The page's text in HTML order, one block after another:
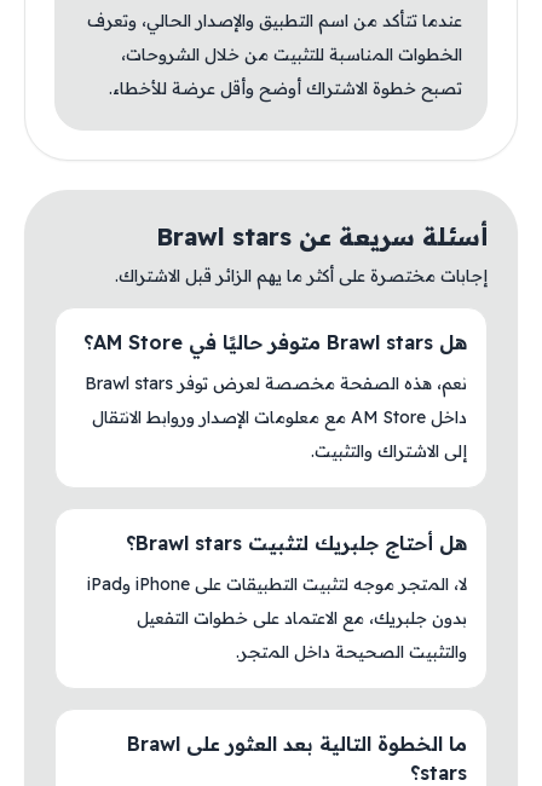
عندما تتأكد من اسم التطبيق والإصدار الحالي، وتعرف
الخطوات المناسبة للتثبيت من خلال الشروحات،
تصبح خطوة الاشتراك أوضح وأقل عرضة للأخطاء.
أسئلة سريعة عن Brawl stars
إجابات مختصرة على أكثر ما يهم الزائر قبل الاشتراك.
هل Brawl stars متوفر حاليًا في AM Store؟
نعم، هذه الصفحة مخصصة لعرض توفر Brawl stars
داخل AM Store مع معلومات الإصدار وروابط الانتقال
إلى الاشتراك والتثبيت.
هل أحتاج جلبريك لتثبيت Brawl stars؟
لا، المتجر موجه لتثبيت التطبيقات على iPhone وiPad
بدون جلبريك، مع الاعتماد على خطوات التفعيل
والتثبيت الصحيحة داخل المتجر.
ما الخطوة التالية بعد العثور على Brawl
stars؟